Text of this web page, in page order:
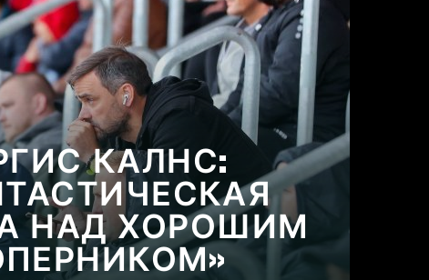
КАЛНС:
НАД ХОРОШИМ